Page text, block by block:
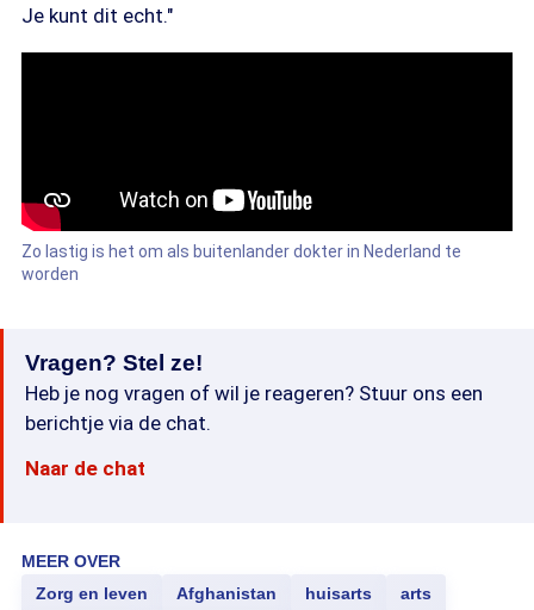
Je kunt dit echt."
Zo lastig is het om als buitenlander dokter in Nederland te
worden
Vragen? Stel ze!
Heb je nog vragen of wil je reageren? Stuur ons een
berichtje via de chat.
Naar de chat
MEER OVER
Zorg en leven
Afghanistan huisarts arts